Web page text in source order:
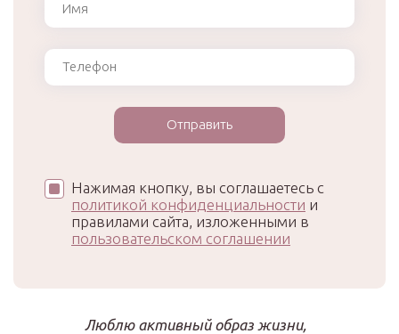
Нажимая кнопку, вы соглашаетесь с
политикой конфиденциальности и
правилами сайта, изложенными в
пользовательском соглашении
Люблю активный образ жизни,